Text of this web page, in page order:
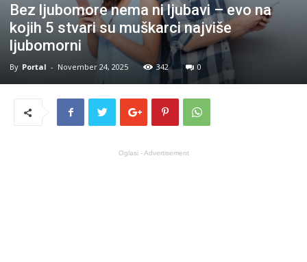
Bez ljubomore nema ni ljubavi – evo na
kojih 5 stvari su muškarci najviše
ljubomorni
By Portal - November 24, 2025 342 0
Oglasi - Advertisement